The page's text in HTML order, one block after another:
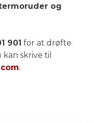
og
901 for at drøfte
skrive til
.